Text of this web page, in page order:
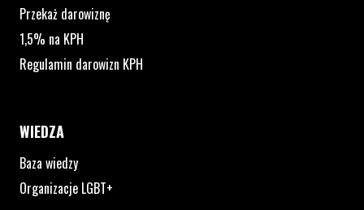
Przekaż darowiznę
1,5% na KPH
Regulamin darowizn KPH
WIEDZA
Baza wiedzy
Organizacje LGBT+